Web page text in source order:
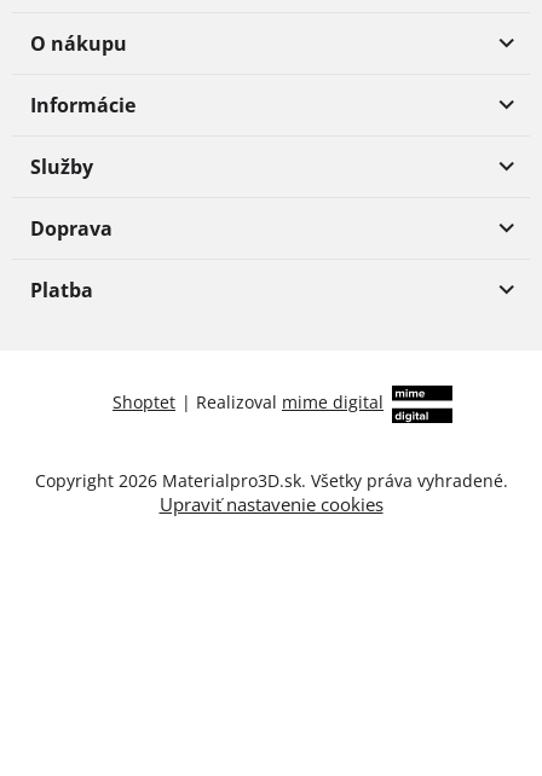
O nákupu
Informácie
Služby
Doprava
Platba
Shoptet | Realizoval mime digital
Copyright 2026 Materialpro3D.sk. Všetky práva vyhradené.
Upraviť nastavenie cookies